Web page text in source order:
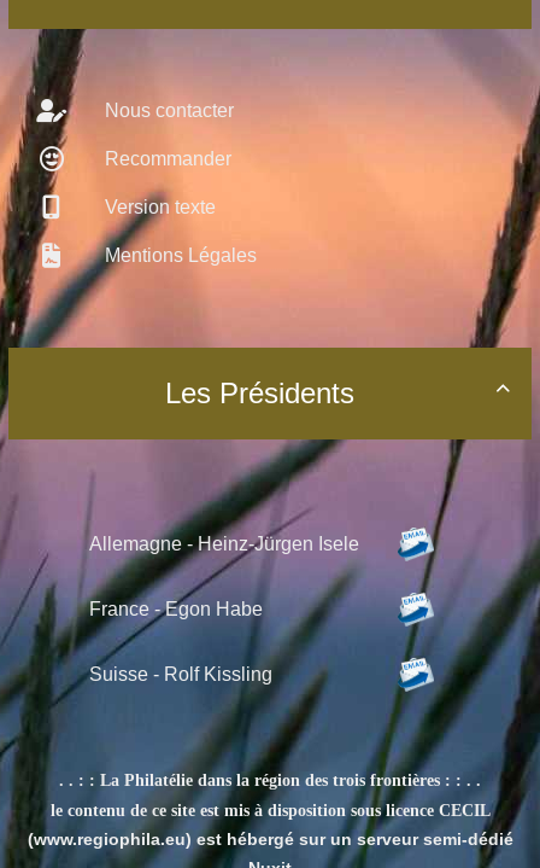
Nous contacter
Recommander
Version texte
Mentions Légales

Les Présidents
Allemagne - Heinz-Jürgen Isele
France - Egon Habe
Suisse - Rolf Kissling
. . : : La Philatélie dans la région des trois frontières : : . .
le contenu de ce site est mis à disposition sous licence CECIL
(www.regiophila.eu) est hébergé sur un serveur semi-dédié